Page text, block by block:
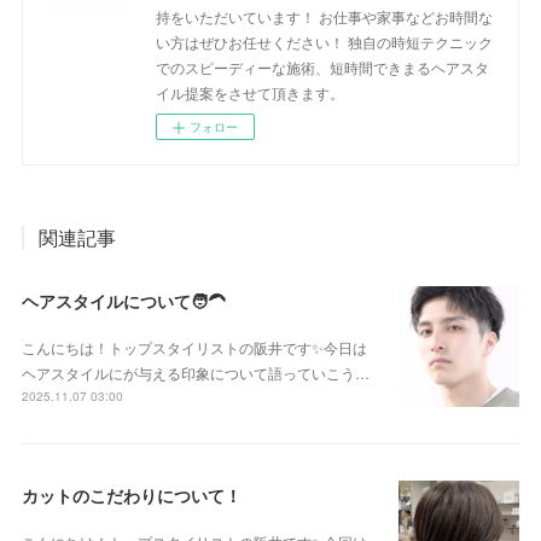
持をいただいています！ お仕事や家事などお時間な
い方はぜひお任せください！ 独自の時短テクニック
でのスピーディーな施術、短時間できまるヘアスタ
イル提案をさせて頂きます。
フォロー
関連記事
ヘアスタイルについて🧑‍🦱
こんにちは！トップスタイリストの阪井です✨今日は
ヘアスタイルにが与える印象について語っていこう…
2025.11.07 03:00
カットのこだわりについて！